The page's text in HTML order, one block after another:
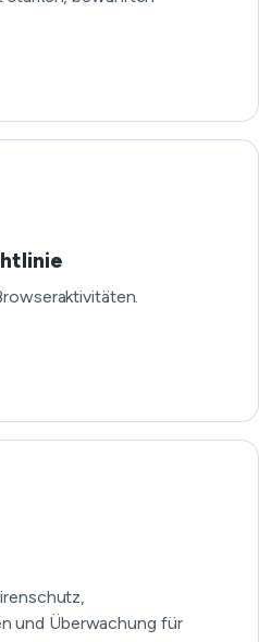
und Überwachung für